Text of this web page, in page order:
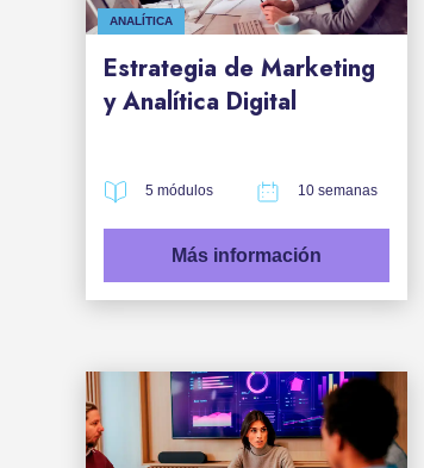
ANALÍTICA
Estrategia de Marketing
y Analítica Digital
5 módulos 10 semanas
Más información